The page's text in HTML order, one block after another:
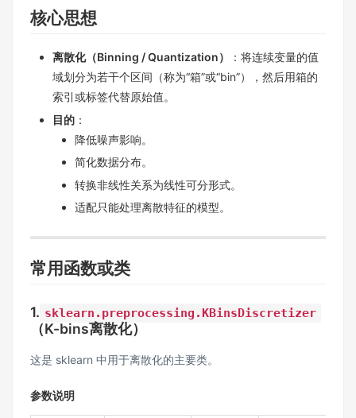
核心思想
离散化（Binning / Quantization）
：将连续变量的值
域划分为若干个区间（称为“箱”或“bin”），然后用箱的
索引或标签代替原始值。
目的 ：
降低噪声影响。
简化数据分布。
转换非线性关系为线性可分形式。
适配只能处理离散特征的模型。
常用函数或类
1. sklearn.preprocessing.KBinsDiscretizer
（K-bins离散化）
这是 sklearn 中用于离散化的主要类。
参数说明